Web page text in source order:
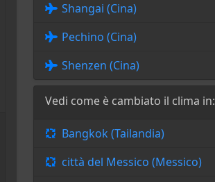
Shangai (Cina)
Pechino (Cina)
Shenzen (Cina)
Vedi come è cambiato il clima in:
Bangkok (Tailandia)
città del Messico (Messico)